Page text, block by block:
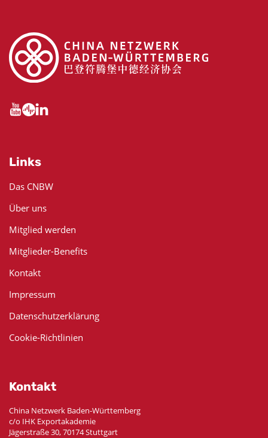
Links
Das CNBW
Über uns
Mitglied werden
Mitglieder-Benefits
Kontakt
Impressum
Datenschutzerklärung
Cookie-Richtlinien
Kontakt
China Netzwerk Baden-Württemberg
c/o IHK Exportakademie
Jägerstraße 30, 70174 Stuttgart